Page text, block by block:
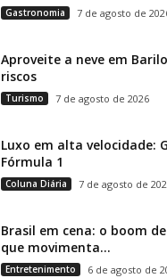
Gastronomia 7 de agosto de
Aproveite a neve em
riscos
Turismo 7 de agosto de 2026
Luxo em alta velocidade:
Fórmula 1
Coluna Diária 7 de agosto de
Brasil em cena: o boom
que movimenta...
Entretenimento 6 de agosto de